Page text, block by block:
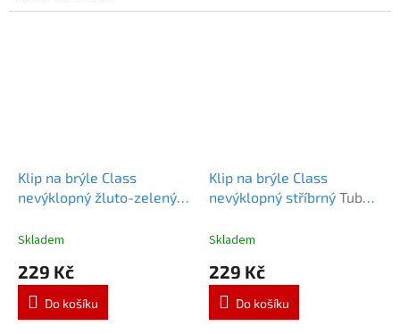
hvězdiček.
Klip na brýle Class
nevýklopný žluto-zelený
Green nevyklopný
Skladem
229 Kč
Do košíku
Klip na brýle Class
nevýklopný stříbrný Tubba
nevyklopný
Skladem
229 Kč
Do košíku